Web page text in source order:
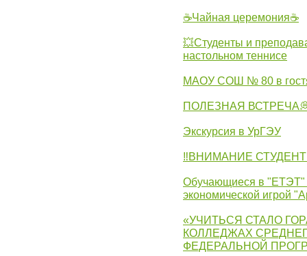
☕Чайная церемония☕
💥Студенты и
настольном теннисе
МАОУ СОШ № 80 в
ПОЛЕЗНАЯ
Экскурсия в УрГЭУ
‼ВНИМАНИЕ
Обучающиеся в "ЕТЭТ"
экономической игрой
«УЧИТЬСЯ СТАЛО
КОЛЛЕДЖАХ
ФЕДЕРАЛЬНОЙ